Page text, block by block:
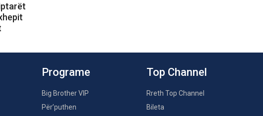
Programe
Big Brother VIP
Për’puthen
Top Channel
Rreth Top Channel
Bileta